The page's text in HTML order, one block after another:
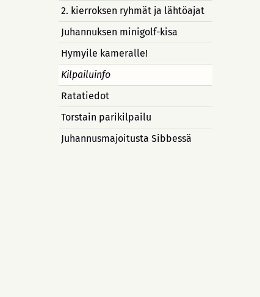
2. kierroksen ryhmät ja lähtöajat
Juhannuksen minigolf-kisa
Hymyile kameralle!
Kilpailuinfo
Ratatiedot
Torstain parikilpailu
Juhannusmajoitusta Sibbessä